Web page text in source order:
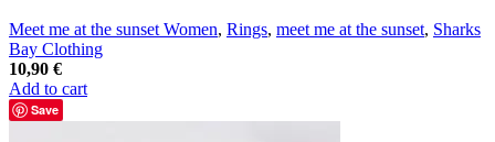
Meet me at the sunset Women, Rings, meet me at the sunset, Sharks
Bay Clothing
10,90 €
Add to cart
Save